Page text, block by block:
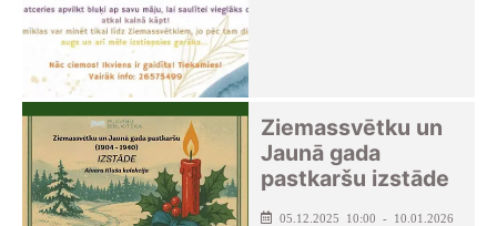
Ziemassvētku un
Jaunā gada
pastkaršu izstāde
05.12.2025 10:00 - 10.01.2026